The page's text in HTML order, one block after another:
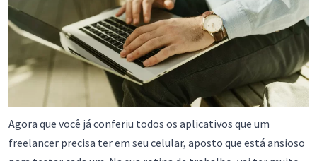
Agora que você já conferiu todos os aplicativos que um
freelancer precisa ter em seu celular, aposto que está ansioso